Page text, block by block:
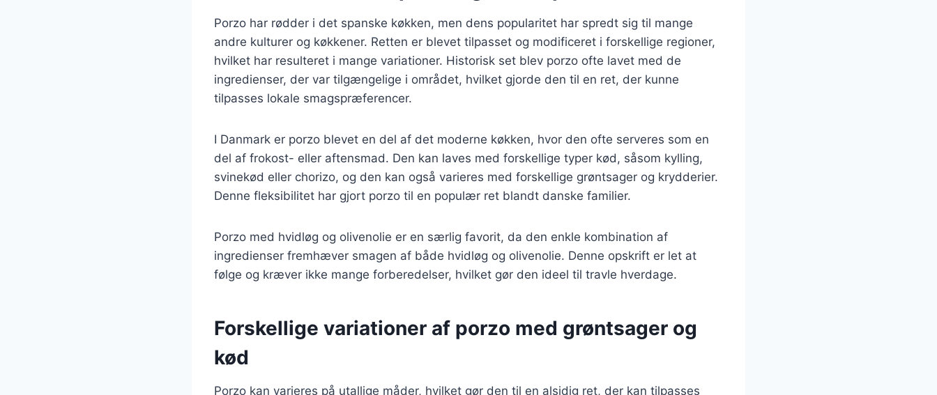
Porzo har rødder i det spanske køkken, men dens popularitet har spredt sig til mange
andre kulturer og køkkener. Retten er blevet tilpasset og modificeret i forskellige regioner,
hvilket har resulteret i mange variationer. Historisk set blev porzo ofte lavet med de
ingredienser, der var tilgængelige i området, hvilket gjorde den til en ret, der kunne
tilpasses lokale smagspræferencer.
I Danmark er porzo blevet en del af det moderne køkken, hvor den ofte serveres som en
del af frokost- eller aftensmad. Den kan laves med forskellige typer kød, såsom kylling,
svinekød eller chorizo, og den kan også varieres med forskellige grøntsager og krydderier.
Denne fleksibilitet har gjort porzo til en populær ret blandt danske familier.
Porzo med hvidløg og olivenolie er en særlig favorit, da den enkle kombination af
ingredienser fremhæver smagen af både hvidløg og olivenolie. Denne opskrift er let at
følge og kræver ikke mange forberedelser, hvilket gør den ideel til travle hverdage.
Forskellige variationer af porzo med grøntsager og
kød
Porzo kan varieres på utallige måder, hvilket gør den til en alsidig ret, der kan tilpasses